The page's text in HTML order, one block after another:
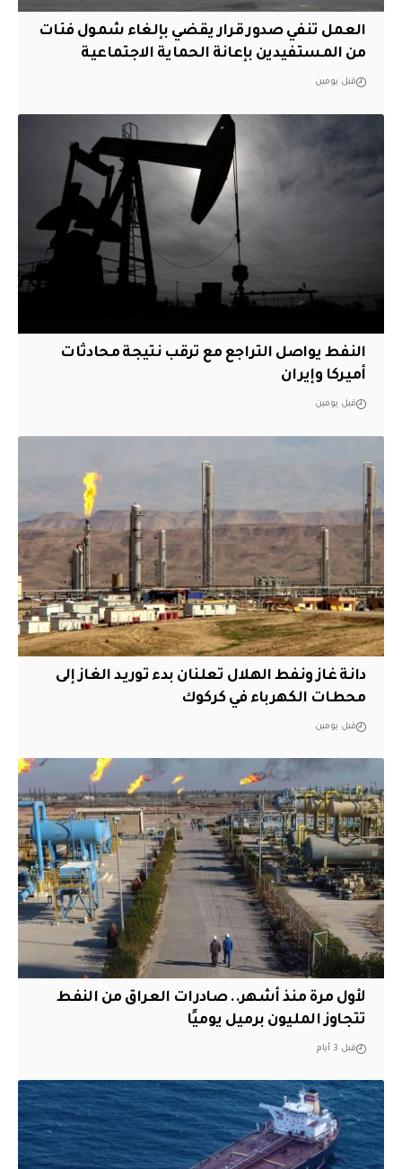
العمل تنفي صدور قرار يقضي بإلغاء شمول فئات
من المستفيدين بإعانة الحماية الاجتماعية
قبل يومين
النفط يواصل التراجع مع ترقب نتيجة محادثات
أميركا وإيران
قبل يومين
دانة غاز ونفط الهلال تعلنان بدء توريد الغاز إلى
محطات الكهرباء في كركوك
قبل يومين
لأول مرة منذ أشهر.. صادرات العراق من النفط
تتجاوز المليون برميل يوميًا
قبل 3 أيام